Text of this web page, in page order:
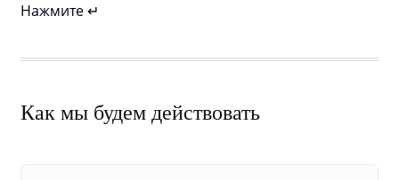
Нажмите ↵
Как мы будем действовать